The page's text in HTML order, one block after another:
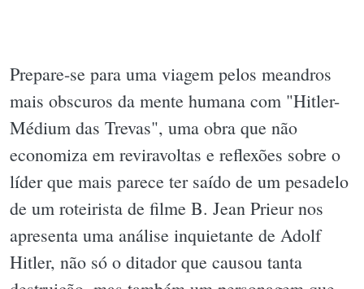
Prepare-se para uma viagem pelos meandros
mais obscuros da mente humana com "Hitler-
Médium das Trevas", uma obra que não
economiza em reviravoltas e reflexões sobre o
líder que mais parece ter saído de um pesadelo
de um roteirista de filme B. Jean Prieur nos
apresenta uma análise inquietante de Adolf
Hitler, não só o ditador que causou tanta